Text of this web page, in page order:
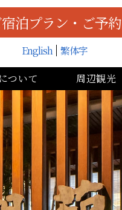
宿泊プラン・ご予約
English 繁体字
ついて 周辺観光